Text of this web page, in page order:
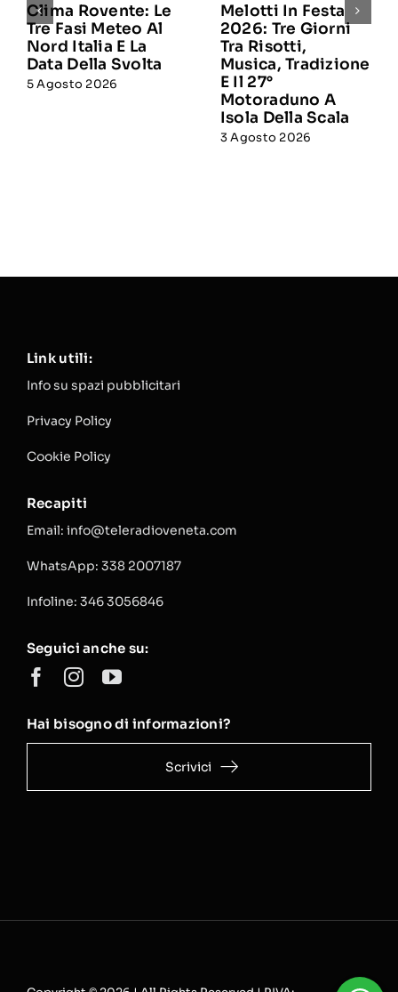
Clima Rovente: Le
Tre Fasi Meteo Al
Nord Italia E La
Data Della Svolta
5 Agosto 2026
Melotti In Festa
2026: Tre Giorni
Tra Risotti,
Musica, Tradizione
E Il 27°
Motoraduno A
Isola Della Scala
3 Agosto 2026
Link utili:
Info su spazi pubblicitari
Privacy Policy
Cookie Policy
Recapiti
Email: info@teleradioveneta.com
WhatsApp: 338 2007187
Infoline: 346 3056846
Seguici anche su:
Hai bisogno di informazioni?
Scrivici